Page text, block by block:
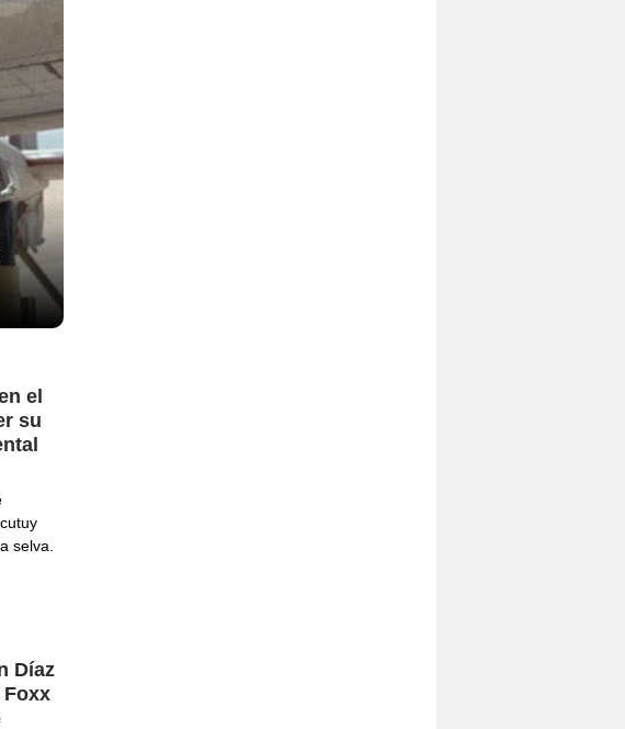
el
su
selva.
Díaz
Foxx